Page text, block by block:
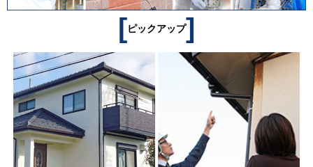
[ピックアップ]